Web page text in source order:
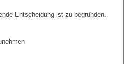
Entscheidung ist zu begründen.